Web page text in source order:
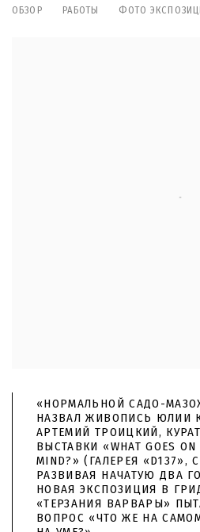
ОБЗОР РАБОТЫ ФОТО
«НОРМАЛЬНОЙ САДО-
НАЗВАЛ ЖИВОПИСЬ ЮЛИИ
АРТЕМИЙ ТРОИЦКИЙ,
ВЫСТАВКИ «WHAT GOES ON
MIND?» (ГАЛЕРЕЯ «D137»,
РАЗВИВАЯ НАЧАТУЮ ДВА
НОВАЯ ЭКСПОЗИЦИЯ В
«ТЕРЗАНИЯ ВАРВАРЫ»
ВОПРОС «ЧТО ЖЕ НА